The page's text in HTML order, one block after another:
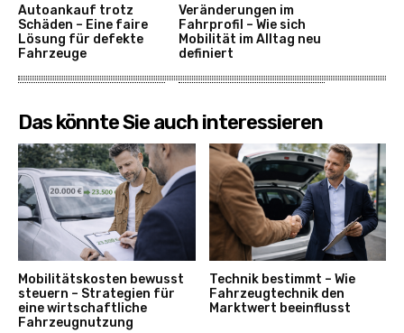
Autoankauf trotz
Schäden – Eine faire
Lösung für defekte
Fahrzeuge
Veränderungen im
Fahrprofil – Wie sich
Mobilität im Alltag neu
definiert
Das könnte Sie auch interessieren
Mobilitätskosten bewusst
steuern – Strategien für
eine wirtschaftliche
Fahrzeugnutzung
Technik bestimmt – Wie
Fahrzeugtechnik den
Marktwert beeinflusst